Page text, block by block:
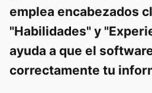
emplea encabezados
"Habilidades" y
ayuda a que el
correctamente tu